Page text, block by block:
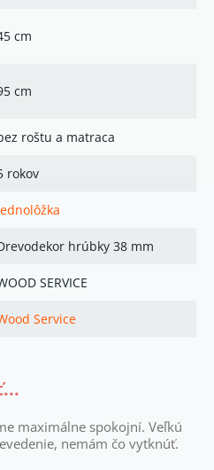
cm
cm
roštu a matraca
rokov
hrúbky 38 mm
SERVICE
Service
maximálne spokojní. Veľkú
nemám čo vytknúť.